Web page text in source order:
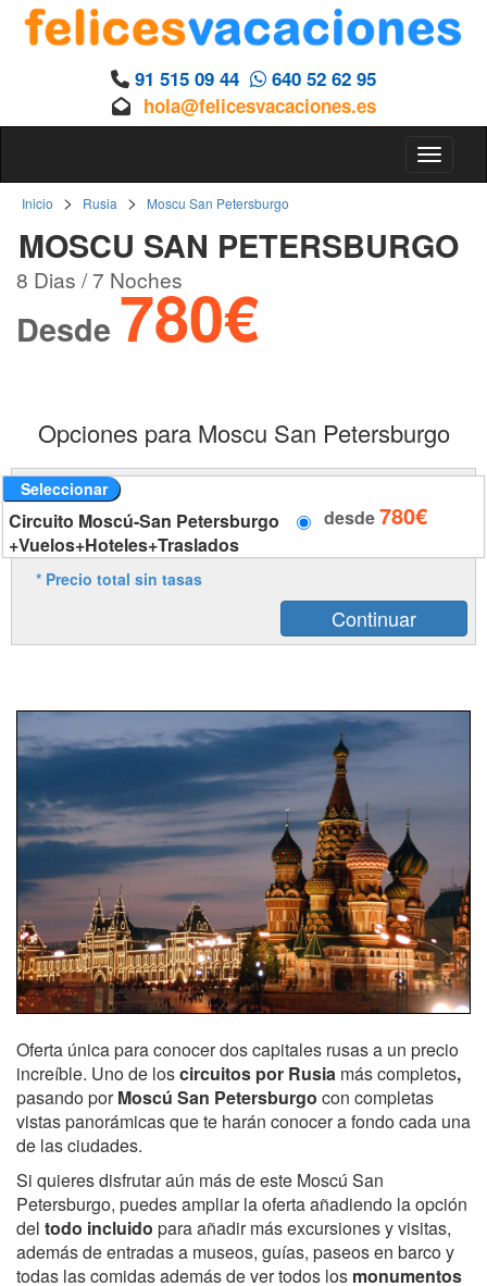
91 515 09 44
640 52 62 95
hola@felicesvacaciones.es
Inicio > Rusia > Moscu San Petersburgo
MOSCU SAN PETERSBURGO
8 Dias / 7 Noches
Desde 780€
Opciones para Moscu San Petersburgo
Seleccionar
Circuito Moscú-San Petersburgo
+Vuelos+Hoteles+Traslados
desde780€
* Precio total sin tasas
Oferta única para conocer dos capitales rusas a un precio
increíble. Uno de loscircuitos por Rusia más completos,
pasando porMoscú San Petersburgo con completas
vistas panorámicas que te harán conocer a fondo cada una
de las ciudades.
Si quieres disfrutar aún más de este Moscú San
Petersburgo, puedes ampliar la oferta añadiendo la opción
del todo incluido para añadir más excursiones y visitas,
además de entradas a museos, guías, paseos en barco y
todas las comidas además de ver todos los monumentos